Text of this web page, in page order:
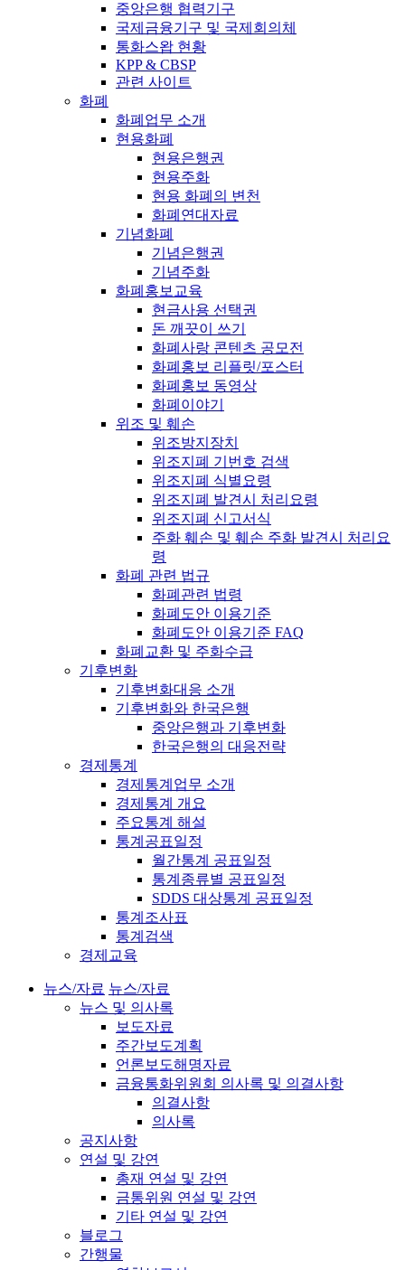
중앙은행 협력기구
국제금융기구 및 국제회의체
통화스왑 현황
KPP & CBSP
관련 사이트
화폐
화폐업무 소개
현용화폐
현용은행권
현용주화
현용 화폐의 변천
화폐연대자료
기념화폐
기념은행권
기념주화
화폐홍보교육
현금사용 선택권
돈 깨끗이 쓰기
화폐사랑 콘텐츠 공모전
화폐홍보 리플릿/포스터
화폐홍보 동영상
화폐이야기
위조 및 훼손
위조방지장치
위조지폐 기번호 검색
위조지폐 식별요령
위조지폐 발견시 처리요령
위조지폐 신고서식
주화 훼손 및 훼손 주화 발견시 처리요
령
화폐 관련 법규
화폐관련 법령
화폐도안 이용기준
화폐도안 이용기준 FAQ
화폐교환 및 주화수급
기후변화
기후변화대응 소개
기후변화와 한국은행
중앙은행과 기후변화
한국은행의 대응전략
경제통계
경제통계업무 소개
경제통계 개요
주요통계 해설
통계공표일정
월간통계 공표일정
통계종류별 공표일정
SDDS 대상통계 공표일정
통계조사표
통계검색
경제교육
뉴스/자료 뉴스/자료
뉴스 및 의사록
보도자료
주간보도계획
언론보도해명자료
금융통화위원회 의사록 및 의결사항
의결사항
의사록
공지사항
연설 및 강연
총재 연설 및 강연
금통위원 연설 및 강연
기타 연설 및 강연
블로그
간행물